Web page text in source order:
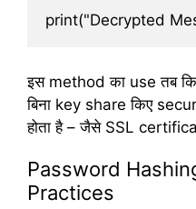
इस method का use तब
बिना key share किए
होता है – जैसे SSL
Password
Practices